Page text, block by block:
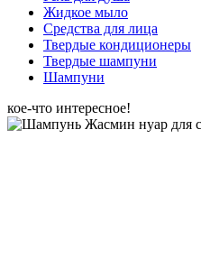
Жидкое мыло
Средства для лица
Твердые кондиционеры
Твердые шампуни
Шампуни
кое-что интересное!